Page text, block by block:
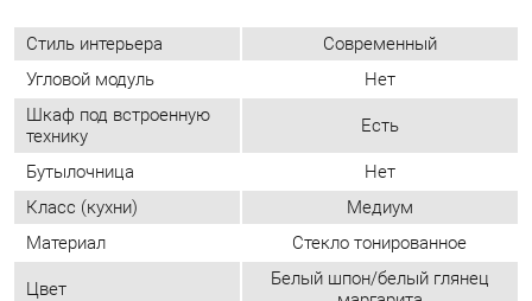
Класс (кухни)
Медиум
Материал
Стекло тонированное
Цвет
Белый шпон/белый глянец
Вес упаковок, кг
350.076
Объем упаковок, м3
0.875
Материал столешницы
Постформинг